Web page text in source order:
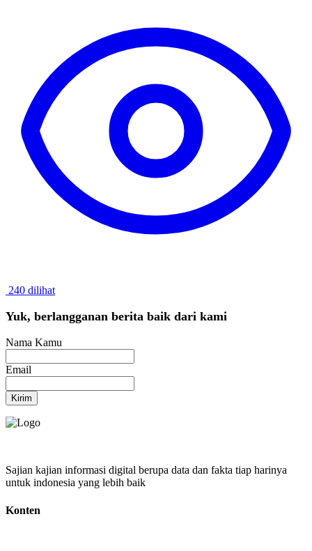
240 dilihat
Yuk, berlangganan berita baik dari kami
Nama Kamu
Email
Kirim
Sajian kajian informasi digital berupa data dan fakta tiap harinya
untuk indonesia yang lebih baik
Konten